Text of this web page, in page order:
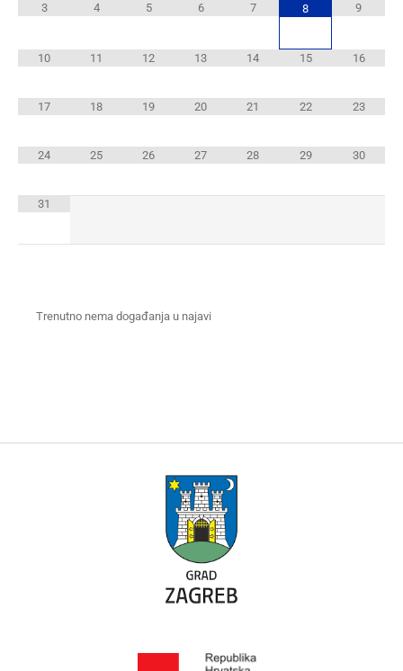
3 4 5 6 7 8 9
10 11 12 13 14 15 16
17 18 19 20 21 22 23
24 25 26 27 28 29 30
31
Trenutno nema događanja u najavi